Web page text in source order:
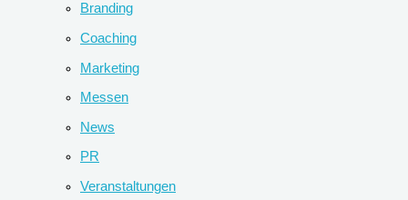
Branding
Coaching
Marketing
Messen
News
PR
Veranstaltungen